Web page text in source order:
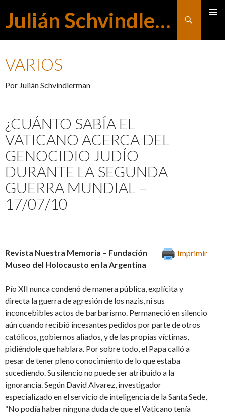
Julián Schvindlerman
Buscar
CONTENIDO
VARIOS
Por Julián Schvindlerman
¿CUÁNTO SABÍA EL
VATICANO ACERCA DEL
GENOCIDIO JUDÍO
DURANTE LA SEGUNDA
GUERRA MUNDIAL –
17/07/10
Imprimir
Revista Nuestra Memoria – Fundación
Museo del Holocausto en la Argentina
Pío XII nunca condenó de manera pública, explícita y
directa la guerra de agresión de los nazis, ni sus
inconcebibles actos de barbarismo. Permaneció en silencio
aún cuando recibió incesantes pedidos por parte de otros
católicos, gobiernos aliados, y de las propias víctimas,
pidiéndole que hablara. Por sobre todo, el Papa calló a
pesar de tener pleno conocimiento de lo que estaba
sucediendo. Su silencio no puede ser atribuido a la
ignorancia. Según David Alvarez, investigador
especializado en el servicio de inteligencia de la Santa Sede,
“No podía haber ninguna duda de que el Vaticano tenía